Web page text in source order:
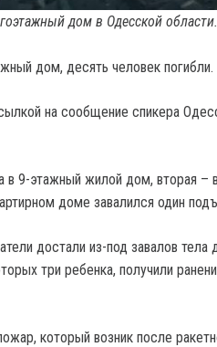
дом в Одесской
дом, десять человек погибли.
на сообщение спикера
в 9-этажный жилой дом, вторая –
доме завалился один
достали из-под завалов тела
три ребенка, получили
который возник после